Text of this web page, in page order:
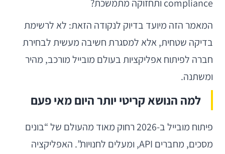
compliance ותחזוקה מתמשכת?
המאמר הזה מיועד בדיוק לנקודה הזאת: לא לרשימת
בדיקה שטחית, אלא למסגרת חשיבה מעשית לבחירת
חברה לפיתוח אפליקציות בעולם מובייל מורכב, מהיר
ומשתנה.
למה הנושא קריטי יותר היום מאי פעם
פיתוח מובייל ב-2026 רחוק מאוד מהעולם של “בונים
מסכים, מחברים API, ומעלים לחנויות”. האפליקציה